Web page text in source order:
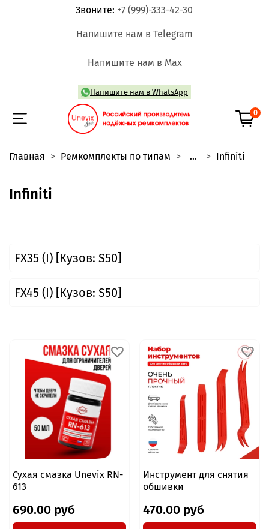
Звоните: +7 (999)-333-42-30
Напишите нам в Telegram
Напишите нам в Max
Напишите нам в WhatsApp
0
Главная Ремкомплекты по типам ... Infiniti
Infiniti
FX35 (I) [Кузов: S50]
FX45 (I) [Кузов: S50]
Сухая смазка Unevix RN-
613
690.00 руб
Инструмент для снятия
обшивки
470.00 руб